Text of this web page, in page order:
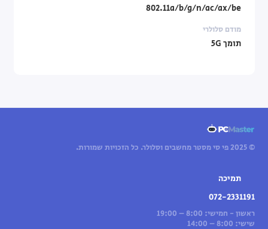
802.11a/b/g/n/ac/ax/be
מודם סלולרי
תומך 5G
© 2025 פי סי מסטר מחשבים וסלולר. כל הזכויות שמורות.
תמיכה
072-2331191
ראשון - חמישי: 8:00 – 19:00
שישי: 8:00 – 14:00